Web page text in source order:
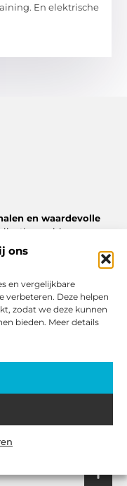
ons
en vergelijkbare
Deze helpen
zodat we deze kunnen
bieden. Meer details
En elektrische
en waardevolle
van blogs en
nuttige tips tot
te vinden op
(EU)